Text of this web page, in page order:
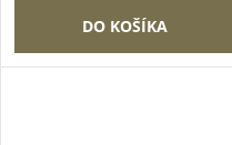
DO KOŠÍKA